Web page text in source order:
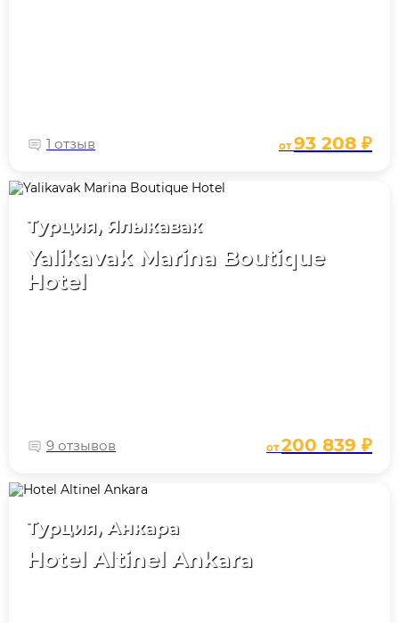
1 отзыв от93 208 ₽
Турция, Ялыкавак
Yalikavak Marina Boutique
Hotel
9 отзывов от200 839 ₽
Турция, Анкара
Hotel Altinel Ankara